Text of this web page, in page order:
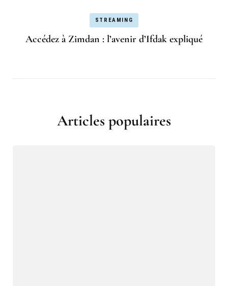
STREAMING
Accédez à Zimdan : l’avenir d’Ifdak expliqué
Articles populaires